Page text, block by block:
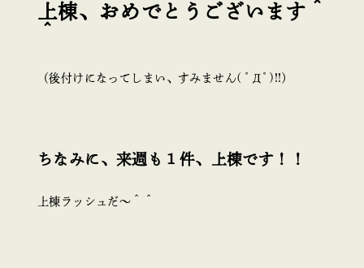
上棟、おめでとうございます＾
（後付けになってしまい、すみません( ﾟДﾟ)!!）
ちなみに、来週も１件、上棟です！！
上棟ラッシュだ～＾＾